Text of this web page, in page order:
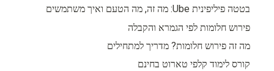
בטטה פיליפינית Ube: מה זה, מה הטעם ואיך משתמשים
פירוש חלומות לפי הגמרא והקבלה
מה זה פירוש חלומות? מדריך למתחילים
קורס לימוד קלפי טארוט בחינם